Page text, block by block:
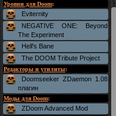
Уровни для Doom:
Eviternity
NEGATIVE ONE: Beyond
The Experiment
Hell's Bane
The DOOM Tribute Project
Редакторы и утилиты:
Doomseeker ZDaemon 1.08
плагин
Моды для Doom:
ZDoom Advanced Mod